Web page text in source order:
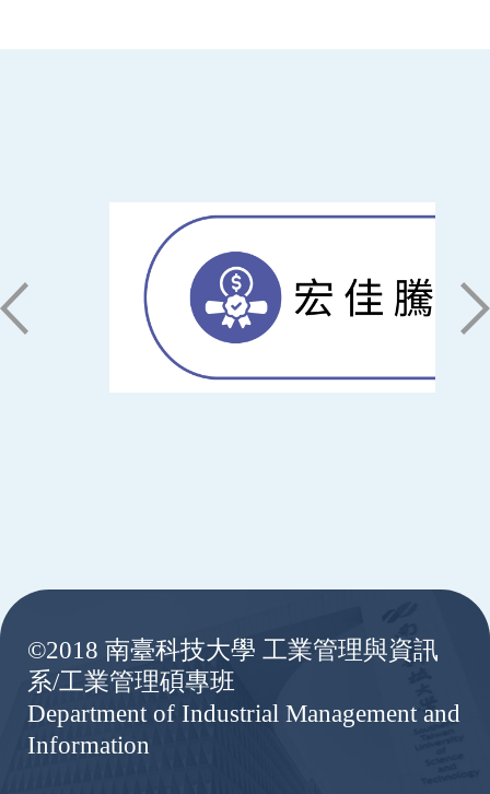
©2018 南臺科技大學 工業管理與資訊
系/工業管理碩專班
Department of Industrial Management and
Information